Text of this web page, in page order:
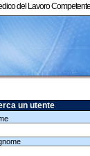
del Lavoro Competente
un utente